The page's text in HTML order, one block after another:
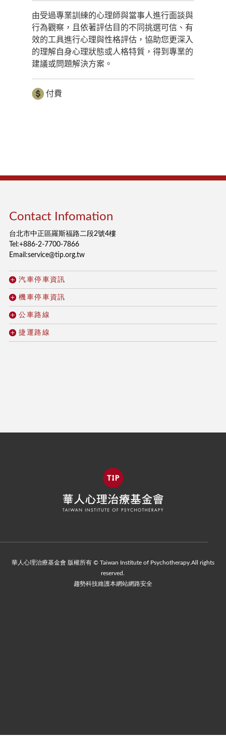
由受過專業訓練的心理師與當事人進行面談與
行為觀察，且依著評估目的不同挑選可信、有
效的工具進行心理與性格評估，協助您更深入
的理解自身心理狀態或人格特質，得到專業的
建議或問題解決方案。
付費
Contact Infomation
台北市中正區羅斯福路二段2號4樓
Tel:+886-2-7700-7866
Email:service@tip.org.tw
汽車停車資訊
機車停車資訊
公車路線
捷運路線
華人心理治療基金會 版權所有 © Taiwan Institute of Psychotherapy.All rights
reserved.
趨勢科技維護本網站網路安全